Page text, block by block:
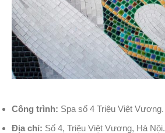
Công trình: Spa số 4 Triệu Việt Vương.
Địa chỉ: Số 4, Triệu Việt Vương, Hà Nội.